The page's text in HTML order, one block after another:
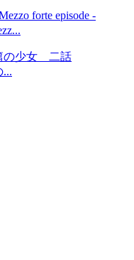
...